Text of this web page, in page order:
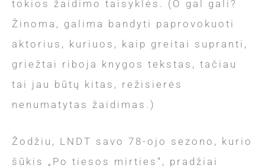
tokios žaidimo taisyklės. (O gal gali?
Žinoma, galima bandyti paprovokuoti
aktorius, kuriuos, kaip greitai supranti,
griežtai riboja knygos tekstas, tačiau
tai jau būtų kitas, režisierės
nenumatytas žaidimas.)
Žodžiu, LNDT savo 78-ojo sezono, kurio
šūkis „Po tiesos mirties“, pradžiai